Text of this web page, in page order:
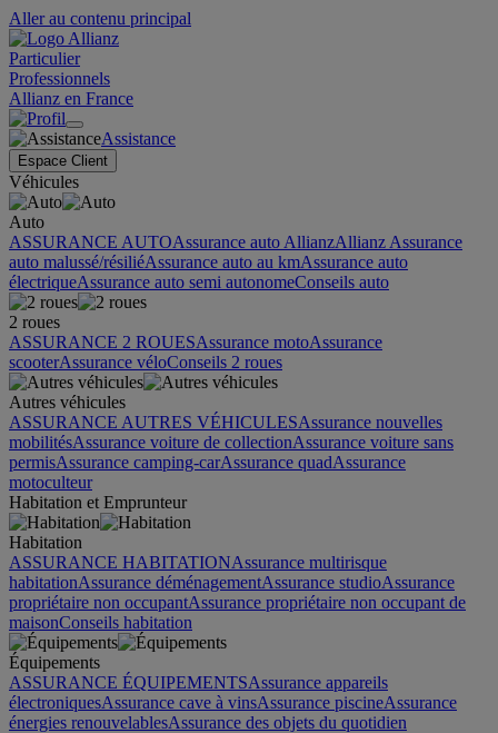
Aller au contenu principal
Particulier
Professionnels
Allianz en France
Assistance
Espace Client
Véhicules
Auto
ASSURANCE AUTOAssurance auto AllianzAllianz Assurance
auto malussé/résiliéAssurance auto au kmAssurance auto
électriqueAssurance auto semi autonomeConseils auto
2 roues
ASSURANCE 2 ROUESAssurance motoAssurance
scooterAssurance véloConseils 2 roues
Autres véhicules
ASSURANCE AUTRES VÉHICULESAssurance nouvelles
mobilitésAssurance voiture de collectionAssurance voiture sans
permisAssurance camping-carAssurance quadAssurance
motoculteur
Habitation et Emprunteur
Habitation
ASSURANCE HABITATIONAssurance multirisque
habitationAssurance déménagementAssurance studioAssurance
propriétaire non occupantAssurance propriétaire non occupant de
maisonConseils habitation
Équipements
ASSURANCE ÉQUIPEMENTSAssurance appareils
électroniquesAssurance cave à vinsAssurance piscineAssurance
énergies renouvelablesAssurance des objets du quotidien